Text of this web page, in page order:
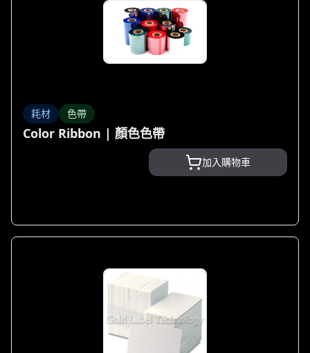
耗材 色帶
Color Ribbon | 顏色色帶
加入購物車